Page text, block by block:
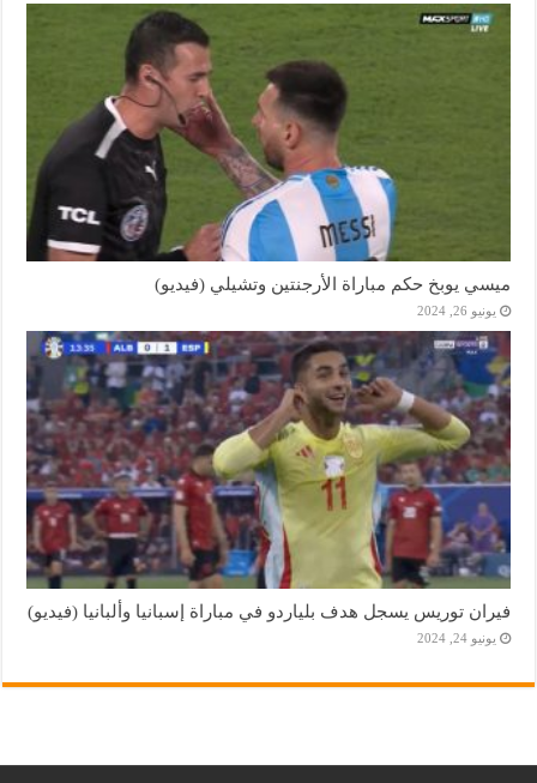
ميسي يوبخ حكم مباراة الأرجنتين وتشيلي (فيديو)
يونيو 26, 2024
فيران توريس يسجل هدف بلياردو في مباراة إسبانيا وألبانيا (فيديو)
يونيو 24, 2024